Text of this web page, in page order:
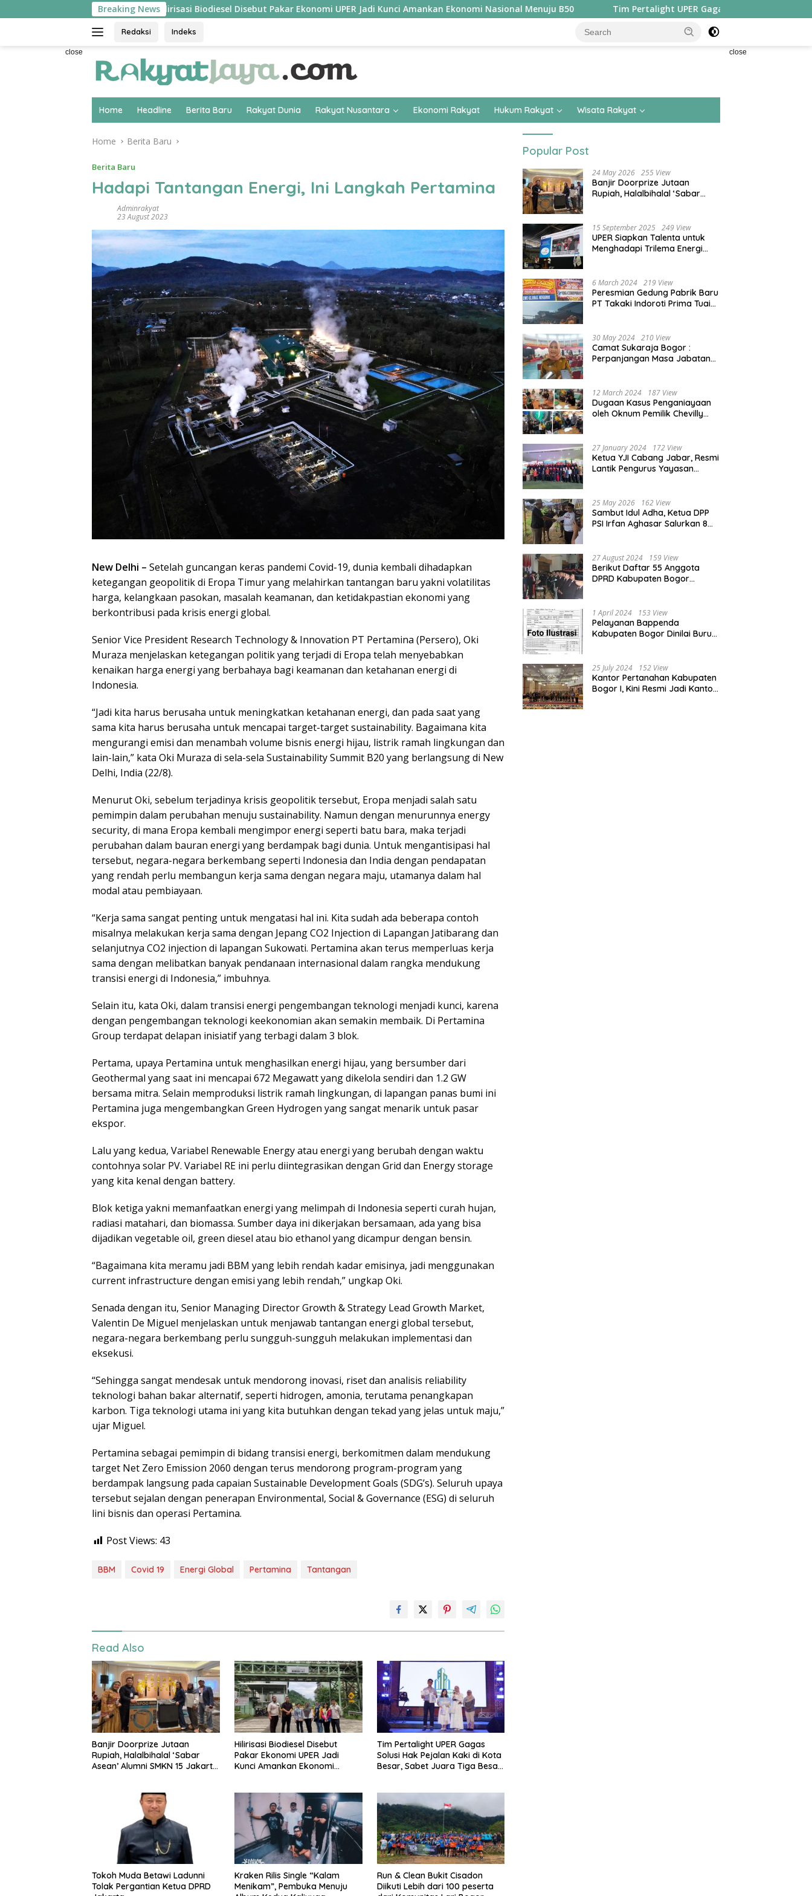
to
Breaking News
Hilirisasi Biodiesel Disebut Pakar Ekonomi UPER Jadi Kunci Amankan Ekonomi Nasional Menuju B50 Tim Pertalight UPER Gagas Solusi Hak Pejalan Kaki di
Redaksi Indeks
close close
Home Headline Berita Baru Rakyat Dunia Rakyat Nusantara Ekonomi Rakyat Hukum Rakyat Wisata Rakyat
Home Berita Baru
Berita Baru
Hadapi Tantangan Energi, Ini Langkah Pertamina
Adminrakyat
23 August 2023
New Delhi – Setelah guncangan keras pandemi Covid-19, dunia kembali dihadapkan
ketegangan geopolitik di Eropa Timur yang melahirkan tantangan baru yakni volatilitas
harga, kelangkaan pasokan, masalah keamanan, dan ketidakpastian ekonomi yang
berkontribusi pada krisis energi global.
Senior Vice President Research Technology & Innovation PT Pertamina (Persero), Oki
Muraza menjelaskan ketegangan politik yang terjadi di Eropa telah menyebabkan
kenaikan harga energi yang berbahaya bagi keamanan dan ketahanan energi di
Indonesia.
“Jadi kita harus berusaha untuk meningkatkan ketahanan energi, dan pada saat yang
sama kita harus berusaha untuk mencapai target-target sustainability. Bagaimana kita
mengurangi emisi dan menambah volume bisnis energi hijau, listrik ramah lingkungan dan
lain-lain,” kata Oki Muraza di sela-sela Sustainability Summit B20 yang berlangsung di New
Delhi, India (22/8).
Menurut Oki, sebelum terjadinya krisis geopolitik tersebut, Eropa menjadi salah satu
pemimpin dalam perubahan menuju sustainability. Namun dengan menurunnya energy
security, di mana Eropa kembali mengimpor energi seperti batu bara, maka terjadi
perubahan dalam bauran energi yang berdampak bagi dunia. Untuk mengantisipasi hal
tersebut, negara-negara berkembang seperti Indonesia dan India dengan pendapatan
yang rendah perlu membangun kerja sama dengan negara maju, utamanya dalam hal
modal atau pembiayaan.
“Kerja sama sangat penting untuk mengatasi hal ini. Kita sudah ada beberapa contoh
misalnya melakukan kerja sama dengan Jepang CO2 Injection di Lapangan Jatibarang dan
selanjutnya CO2 injection di lapangan Sukowati. Pertamina akan terus memperluas kerja
sama dengan melibatkan banyak pendanaan internasional dalam rangka mendukung
transisi energi di Indonesia,” imbuhnya.
Selain itu, kata Oki, dalam transisi energi pengembangan teknologi menjadi kunci, karena
dengan pengembangan teknologi keekonomian akan semakin membaik. Di Pertamina
Group terdapat delapan inisiatif yang terbagi dalam 3 blok.
Pertama, upaya Pertamina untuk menghasilkan energi hijau, yang bersumber dari
Geothermal yang saat ini mencapai 672 Megawatt yang dikelola sendiri dan 1.2 GW
bersama mitra. Selain memproduksi listrik ramah lingkungan, di lapangan panas bumi ini
Pertamina juga mengembangkan Green Hydrogen yang sangat menarik untuk pasar
ekspor.
Lalu yang kedua, Variabel Renewable Energy atau energi yang berubah dengan waktu
contohnya solar PV. Variabel RE ini perlu diintegrasikan dengan Grid dan Energy storage
yang kita kenal dengan battery.
Blok ketiga yakni memanfaatkan energi yang melimpah di Indonesia seperti curah hujan,
radiasi matahari, dan biomassa. Sumber daya ini dikerjakan bersamaan, ada yang bisa
dijadikan vegetable oil, green diesel atau bio ethanol yang dicampur dengan bensin.
“Bagaimana kita meramu jadi BBM yang lebih rendah kadar emisinya, jadi menggunakan
current infrastructure dengan emisi yang lebih rendah,” ungkap Oki.
Senada dengan itu, Senior Managing Director Growth & Strategy Lead Growth Market,
Valentin De Miguel menjelaskan untuk menjawab tantangan energi global tersebut,
negara-negara berkembang perlu sungguh-sungguh melakukan implementasi dan
eksekusi.
“Sehingga sangat mendesak untuk mendorong inovasi, riset dan analisis reliability
teknologi bahan bakar alternatif, seperti hidrogen, amonia, terutama penangkapan
karbon. Tiga teknologi utama ini yang kita butuhkan dengan tekad yang jelas untuk maju,”
ujar Miguel.
Pertamina sebagai pemimpin di bidang transisi energi, berkomitmen dalam mendukung
target Net Zero Emission 2060 dengan terus mendorong program-program yang
berdampak langsung pada capaian Sustainable Development Goals (SDG’s). Seluruh upaya
tersebut sejalan dengan penerapan Environmental, Social & Governance (ESG) di seluruh
lini bisnis dan operasi Pertamina.
Post Views: 43
BBM Covid 19 Energi Global Pertamina Tantangan
Read Also
Banjir Doorprize Jutaan
Rupiah, Halalbihalal ‘Sabar
Asean’ Alumni SMKN 15 Jakarta
Hilirisasi Biodiesel Disebut
Pakar Ekonomi UPER Jadi
Kunci Amankan Ekonomi
Tim Pertalight UPER Gagas
Solusi Hak Pejalan Kaki di Kota
Besar, Sabet Juara Tiga Besar
Tokoh Muda Betawi Ladunni
Tolak Pergantian Ketua DPRD
Kraken Rilis Single “Kalam
Menikam”, Pembuka Menuju
Run & Clean Bukit Cisadon
Diikuti Lebih dari 100 peserta
Popular Post
24 May 2026 255 View
Banjir Doorprize Jutaan
Rupiah, Halalbihalal ‘Sabar
15 September 2025 249 View
UPER Siapkan Talenta untuk
Menghadapi Trilema Energi
Beasiswa 30% di 2025
6 March 2024 219 View
Peresmian Gedung Pabrik Baru
PT Takaki Indoroti Prima Tuai
30 May 2024 210 View
Camat Sukaraja Bogor :
Perpanjangan Masa Jabatan
yang Besar
12 March 2024 187 View
Dugaan Kasus Penganiayaan
oleh Oknum Pemilik Chevilly
Berakhir Damai
27 January 2024 172 View
Ketua YJI Cabang Jabar, Resmi
Lantik Pengurus Yayasan
25 May 2026 162 View
Sambut Idul Adha, Ketua DPP
PSI Irfan Aghasar Salurkan 8
27 August 2024 159 View
Berikut Daftar 55 Anggota
DPRD Kabupaten Bogor
1 April 2024 153 View
Pelayanan Bappenda
Kabupaten Bogor Dinilai Buruk,
25 July 2024 152 View
Kantor Pertanahan Kabupaten
Bogor I, Kini Resmi Jadi Kantor